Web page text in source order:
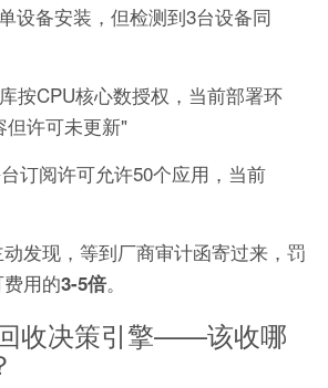
设备安装，但检测到3台设备同
按CPU核心数授权，当前部署环
但许可未更新"
订阅许可允许50个应用，当前
发现，等到厂商审计函寄过来，罚
用的3-5倍。
收决策引擎——该收哪